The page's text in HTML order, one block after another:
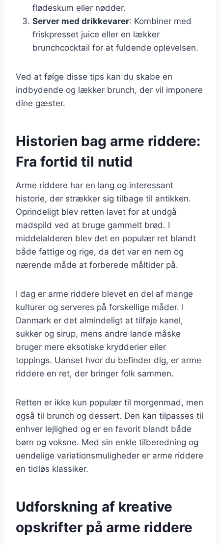
flødeskum eller nødder.
Server med drikkevarer: Kombiner med
friskpresset juice eller en lækker
brunchcocktail for at fuldende oplevelsen.
Ved at følge disse tips kan du skabe en
indbydende og lækker brunch, der vil imponere
dine gæster.
Historien bag arme riddere:
Fra fortid til nutid
Arme riddere har en lang og interessant
historie, der strækker sig tilbage til antikken.
Oprindeligt blev retten lavet for at undgå
madspild ved at bruge gammelt brød. I
middelalderen blev det en populær ret blandt
både fattige og rige, da det var en nem og
nærende måde at forberede måltider på.
I dag er arme riddere blevet en del af mange
kulturer og serveres på forskellige måder. I
Danmark er det almindeligt at tilføje kanel,
sukker og sirup, mens andre lande måske
bruger mere eksotiske krydderier eller
toppings. Uanset hvor du befinder dig, er arme
riddere en ret, der bringer folk sammen.
Retten er ikke kun populær til morgenmad, men
også til brunch og dessert. Den kan tilpasses til
enhver lejlighed og er en favorit blandt både
børn og voksne. Med sin enkle tilberedning og
uendelige variationsmuligheder er arme riddere
en tidløs klassiker.
Udforskning af kreative
opskrifter på arme riddere